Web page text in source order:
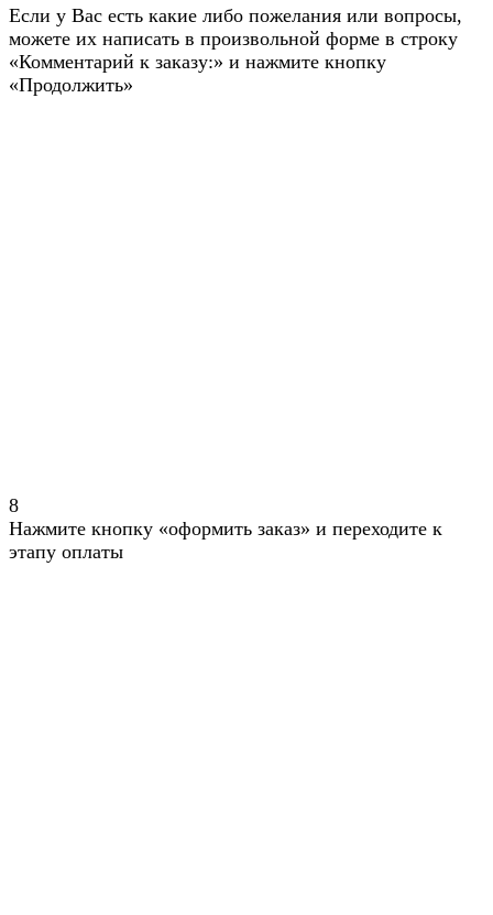
Если у Вас есть какие либо пожелания или вопросы,
можете их написать в произвольной форме в строку
«Комментарий к заказу:» и нажмите кнопку
«Продолжить»
8
Нажмите кнопку «оформить заказ» и переходите к
этапу оплаты